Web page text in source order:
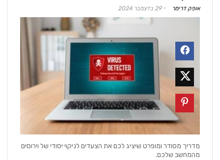
אופק דרימר 29 בדצמבר 2024
מדריך מסודר ומופרט שיציג לכם את הצעדים לניקוי יסודי של וירוסים
מהמחשב שלכם.